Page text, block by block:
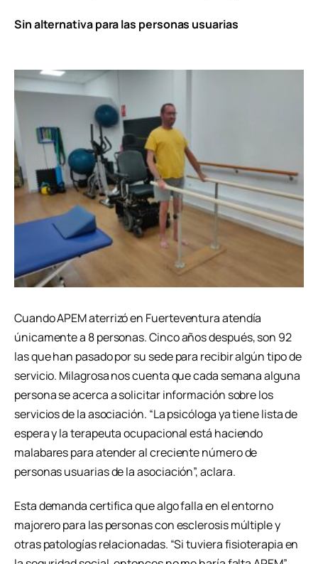
Sin alternativa para las personas usuarias
Cuando APEM aterrizó en Fuerteventura atendía
únicamente a 8 personas. Cinco años después, son 92
las que han pasado por su sede para recibir algún tipo de
servicio. Milagrosa nos cuenta que cada semana alguna
persona se acerca a solicitar información sobre los
servicios de la asociación. “La psicóloga ya tiene lista de
espera y la terapeuta ocupacional está haciendo
malabares para atender al creciente número de
personas usuarias de la asociación”, aclara.
Esta demanda certifica que algo falla en el entorno
majorero para las personas con esclerosis múltiple y
otras patologías relacionadas. “Si tuviera fisioterapia en